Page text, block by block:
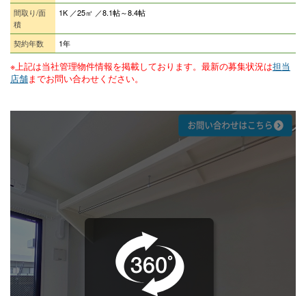
間取り/面
積
1K ／25㎡ ／8.1帖～8.4帖
契約年数 1年
※上記は当社管理物件情報を掲載しております。最新の募集状況は担当
店舗までお問い合わせください。